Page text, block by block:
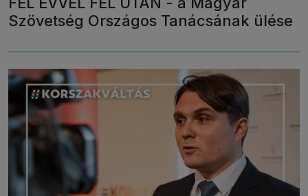
Szövetség Országos Tanácsának ülése